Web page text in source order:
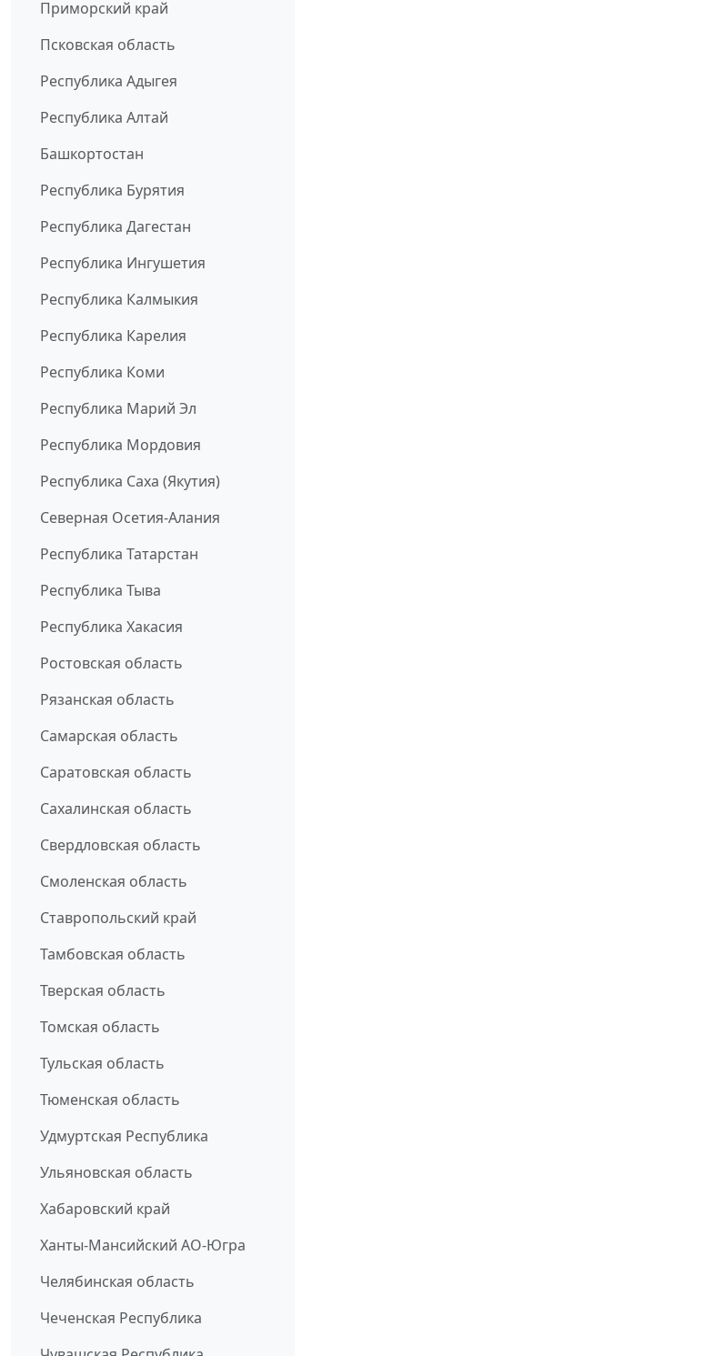
Приморский край
Псковская область
Республика Адыгея
Республика Алтай
Башкортостан
Республика Бурятия
Республика Дагестан
Республика Ингушетия
Республика Калмыкия
Республика Карелия
Республика Коми
Республика Марий Эл
Республика Мордовия
Республика Саха (Якутия)
Северная Осетия-Алания
Республика Татарстан
Республика Тыва
Республика Хакасия
Ростовская область
Рязанская область
Самарская область
Саратовская область
Сахалинская область
Свердловская область
Смоленская область
Ставропольский край
Тамбовская область
Тверская область
Томская область
Тульская область
Тюменская область
Удмуртская Республика
Ульяновская область
Хабаровский край
Ханты-Мансийский АО-Югра
Челябинская область
Чеченская Республика